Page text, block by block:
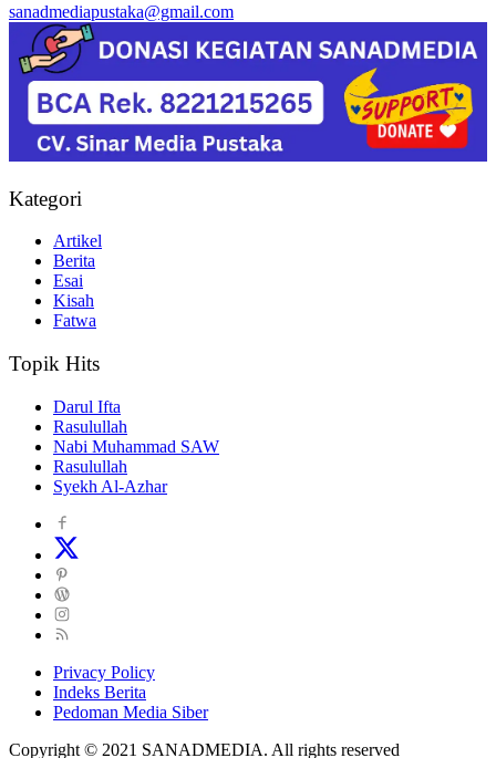
sanadmediapustaka@gmail.com
Kategori
Artikel
Berita
Esai
Kisah
Fatwa
Topik Hits
Darul Ifta
Rasulullah
Nabi Muhammad SAW
Rasulullah
Syekh Al-Azhar
Privacy Policy
Indeks Berita
Pedoman Media Siber
Copyright © 2021 SANADMEDIA. All rights reserved